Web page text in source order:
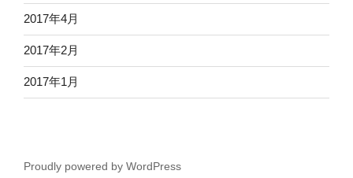
2017年4月
2017年2月
2017年1月
Proudly powered by WordPress